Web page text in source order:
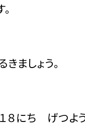
ましょう。
にち げつよう